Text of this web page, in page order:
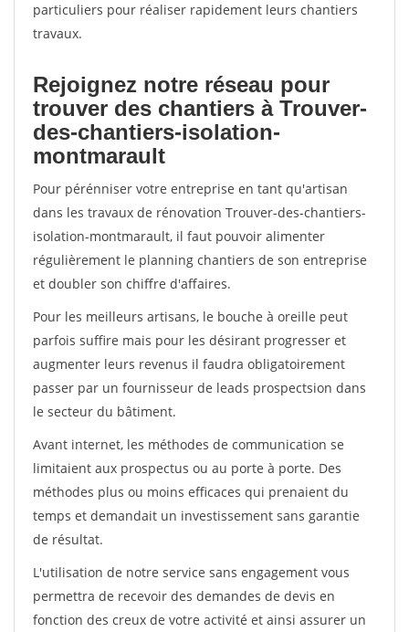
particuliers pour réaliser rapidement leurs chantiers
travaux.
Rejoignez notre réseau pour
trouver des chantiers à Trouver-
des-chantiers-isolation-
montmarault
Pour pérénniser votre entreprise en tant qu'artisan
dans les travaux de rénovation Trouver-des-chantiers-
isolation-montmarault, il faut pouvoir alimenter
régulièrement le planning chantiers de son entreprise
et doubler son chiffre d'affaires.
Pour les meilleurs artisans, le bouche à oreille peut
parfois suffire mais pour les désirant progresser et
augmenter leurs revenus il faudra obligatoirement
passer par un fournisseur de leads prospectsion dans
le secteur du bâtiment.
Avant internet, les méthodes de communication se
limitaient aux prospectus ou au porte à porte. Des
méthodes plus ou moins efficaces qui prenaient du
temps et demandait un investissement sans garantie
de résultat.
L'utilisation de notre service sans engagement vous
permettra de recevoir des demandes de devis en
fonction des creux de votre activité et ainsi assurer un